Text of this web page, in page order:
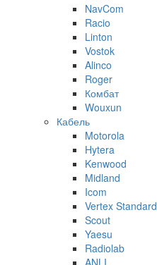
NavCom
Racio
Linton
Vostok
Alinco
Roger
Комбат
Wouxun
Кабель
Motorola
Hytera
Kenwood
Midland
Icom
Vertex Standard
Scout
Yaesu
Radiolab
ANLI